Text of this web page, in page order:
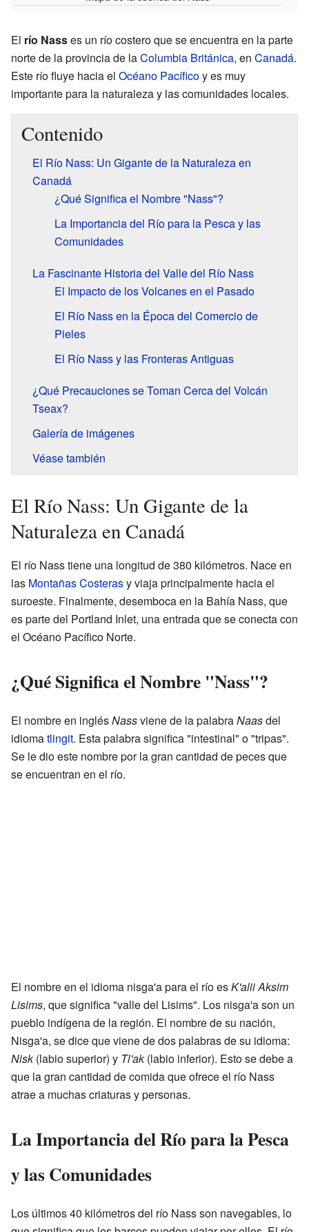
El río Nasses un río costero que se encuentra en la parte
norte de la provincia de laColumbia Británica, en Canadá.
Este río fluye hacia el Océano Pacíficoy es muy
importante para la naturaleza y las comunidades locales.
Contenido
El Río Nass: Un Gigante de la Naturaleza en
Canadá
¿Qué Significa el Nombre "Nass"?
La Importancia del Río para la Pesca y las
Comunidades
La Fascinante Historia del Valle del Río Nass
El Impacto de los Volcanes en el Pasado
El Río Nass en la Época del Comercio de
Pieles
El Río Nass y las Fronteras Antiguas
¿Qué Precauciones se Toman Cerca del Volcán
Tseax?
Galería de imágenes
Véase también
El Río Nass: Un Gigante de la
Naturaleza en Canadá
El río Nass tiene una longitud de 380 kilómetros. Nace en
las Montañas Costerasy viaja principalmente hacia el
suroeste. Finalmente, desemboca en la Bahía Nass, que
es parte del Portland Inlet, una entrada que se conecta con
el Océano Pacífico Norte.
¿Qué Significa el Nombre "Nass"?
El nombre en inglésNassviene de la palabraNaasdel
idiomatlingit. Esta palabra significa "intestinal" o "tripas".
Se le dio este nombre por la gran cantidad de peces que
se encuentran en el río.
El nombre en el idioma nisga'a para el río esK'alii Aksim
Lisims, que significa "valle del Lisims". Los nisga'a son un
pueblo indígena de la región. El nombre de su nación,
Nisga'a, se dice que viene de dos palabras de su idioma:
Nisk(labio superior) y Tl'ak(labio inferior). Esto se debe a
que la gran cantidad de comida que ofrece el río Nass
atrae a muchas criaturas y personas.
La Importancia del Río para la Pesca
y las Comunidades
Los últimos 40 kilómetros del río Nass son navegables, lo